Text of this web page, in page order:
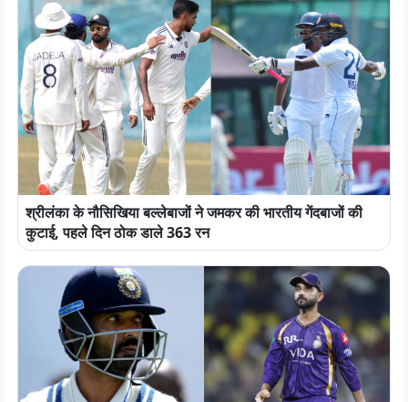
श्रीलंका के नौसिखिया बल्लेबाजों ने जमकर की भारतीय गेंदबाजों की
कुटाई, पहले दिन ठोक डाले 363 रन